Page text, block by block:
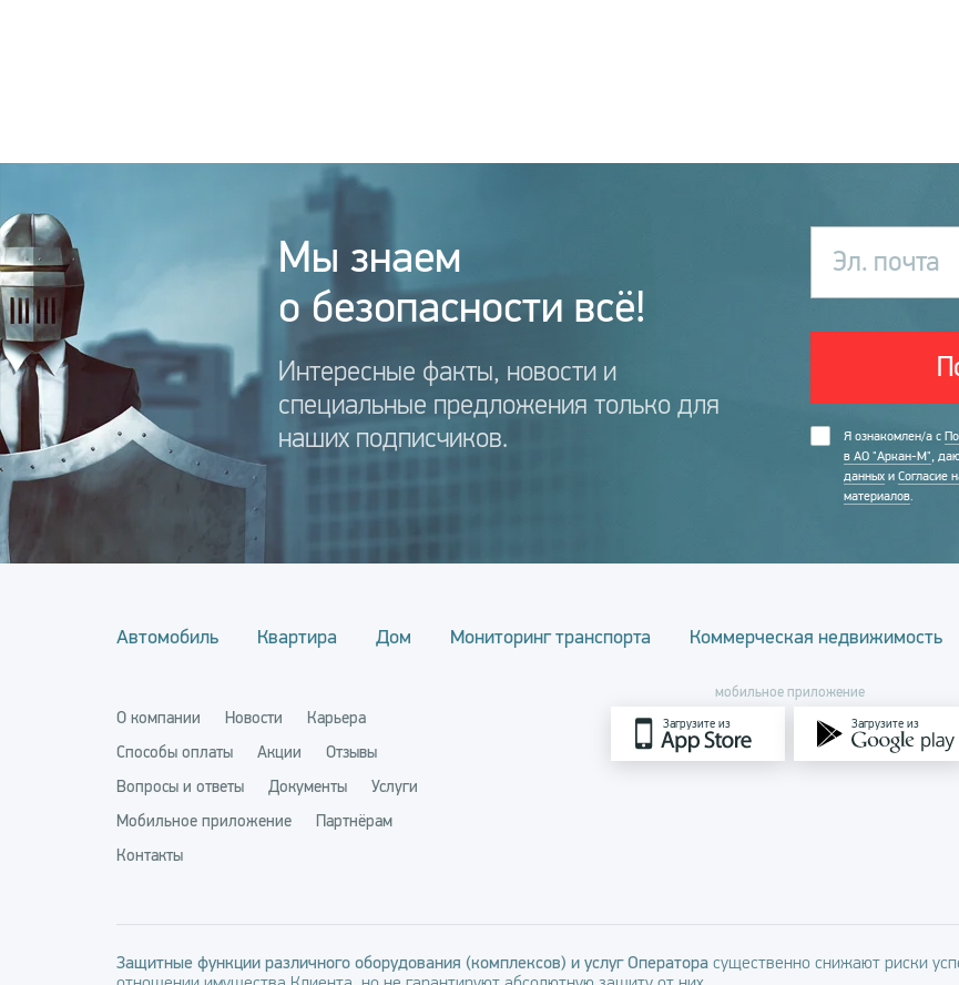
Мы знаем
о безопасности всё!
Интересные факты, новости и
специальные предложения только для
наших подписчиков.
Эл. почта
Я ознакомлен/а с
в АО "Аркан-М", даю
данных и Согласие
материалов.
Автомобиль Квартира Дом Мониторинг транспорта Коммерческая недвижимость
О компании Новости
Карьера
Способы оплаты
Акции
Отзывы
Вопросы и ответы
Документы
Услуги
Мобильное приложение
Партнёрам
Контакты
мобильное приложение
Загрузите из Загрузите из
Защитные функции различного оборудования (комплексов) и услуг Оператора существенно снижают риски